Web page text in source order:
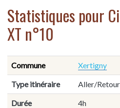
Statistiques pour
XT n°10
Commune Xertigny
Type itinéraire Aller/Retour
Durée 4h